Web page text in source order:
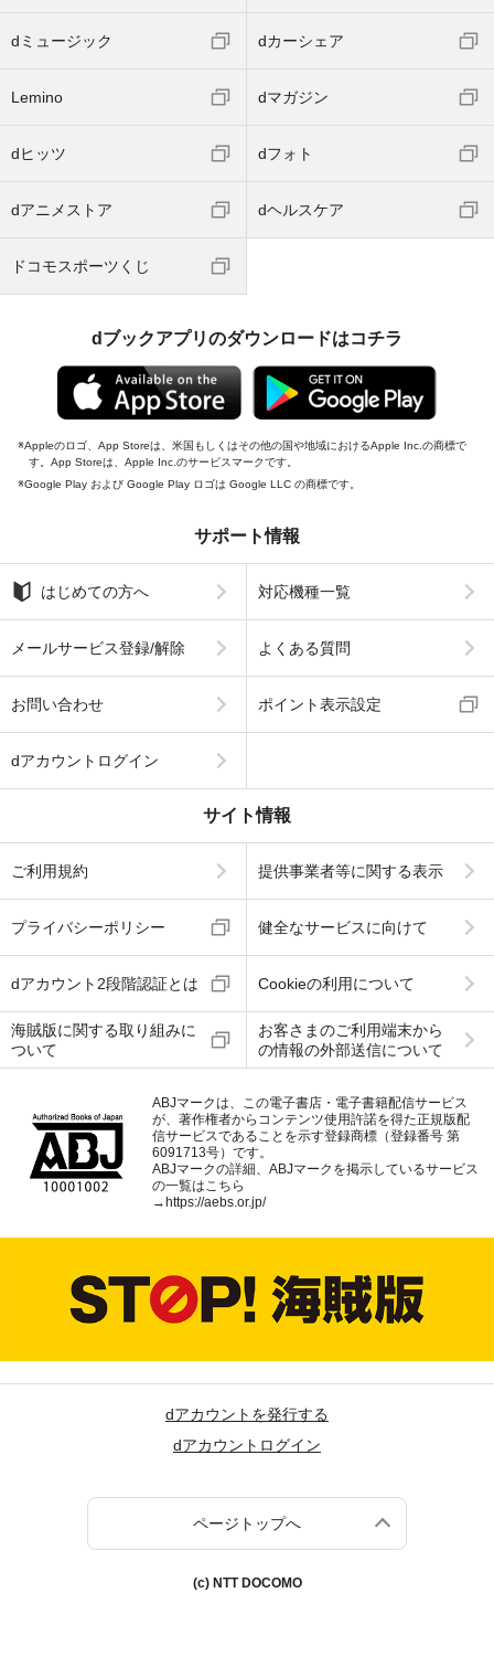
dミュージック dカーシェア
Lemino dマガジン
dヒッツ dフォト
dアニメストア dヘルスケア
ドコモスポーツくじ
dブックアプリのダウンロードはコチラ
Appleのロゴ、App Storeは、米国もしくはその他の国や地域におけるApple Inc.の商標で
す。App Storeは、Apple Inc.のサービスマークです。
Google Play および Google Play ロゴは Google LLC の商標です。
サポート情報
はじめての方へ 対応機種一覧
メールサービス登録/解除 よくある質問
お問い合わせ ポイント表示設定
dアカウントログイン
サイト情報
ご利用規約 提供事業者等に関する表示
プライバシーポリシー 健全なサービスに向けて
dアカウント2段階認証とは Cookieの利用について
海賊版に関する取り組みに
ついて
お客さまのご利用端末から
の情報の外部送信について
ABJマークは、この電子書店・電子書籍配信サービス
が、著作権者からコンテンツ使用許諾を得た正規版配
信サービスであることを示す登録商標（登録番号 第
6091713号）です。
ABJマークの詳細、ABJマークを掲示しているサービス
の一覧はこちら
→https://aebs.or.jp/
dアカウントを発行する
dアカウントログイン
ページトップへ
(c) NTT DOCOMO